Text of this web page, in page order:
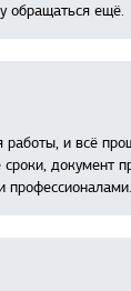
обращаться ещё.
работы, и всё
документ
профессионалами.